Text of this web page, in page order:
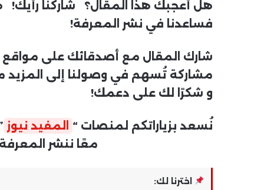
هل أعجبك هذا المقال؟ شاركنا رأيك!
فساعدنا في نشر المعرفة!
شارك المقال مع أصدقائك على مواقع
مشاركة تُسهم في وصولنا إلى
و شكرًا لك على دعمك!
نُسعد بزياراتكم لمنصات “ المفيد نيوز
معًا ننشر المعرفة
اخترنا لك: